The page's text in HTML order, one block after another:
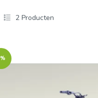
2 Producten